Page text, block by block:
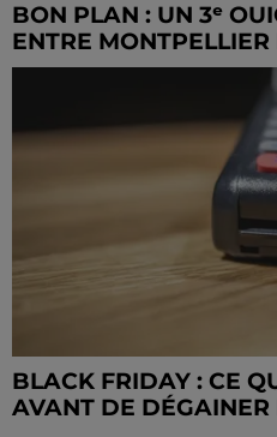
BON PLAN : UN 3ᵉ
ENTRE MONTPELLIER
BLACK FRIDAY : CE
AVANT DE DÉGAINER